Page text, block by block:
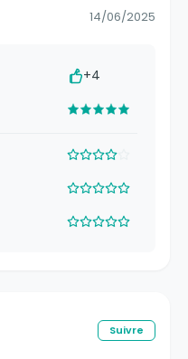
14/06/2025
+4
Suivre